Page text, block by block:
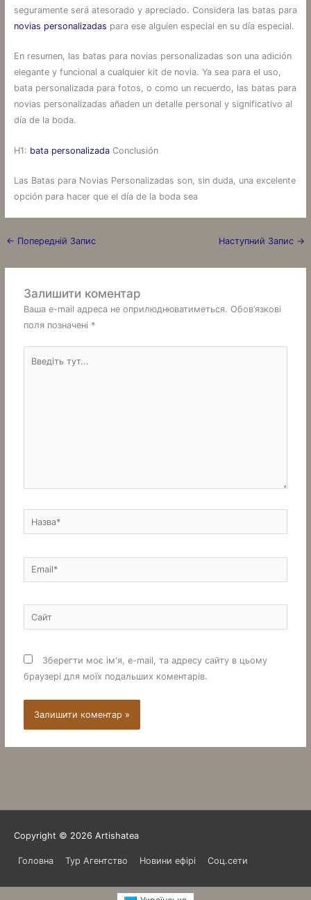
seguramente será atesorado y apreciado. Considera las batas para
novias personalizadas para ese alguien especial en su día especial.
En resumen, las batas para novias personalizadas son una adición
elegante y funcional a cualquier kit de novia. Ya sea para el uso,
bata personalizada para fotos, o como un recuerdo, las batas para
novias personalizadas añaden un detalle personal y significativo al
día de la boda.
H1: bata personalizadaConclusión
Las Batas para Novias Personalizadas son, sin duda, una excelente
opción para hacer que el día de la boda sea
← Попередній Запис Наступний Запис →
Залишити коментар
Ваша e-mail адреса не оприлюднюватиметься. Обов’язкові
поля позначені *
Назва*
Email*
Сайт
Зберегти моє ім'я, e-mail, та адресу сайту в цьому
браузері для моїх подальших коментарів.
Copyright © 2026 Artishatea
Головна Тур Агентство Новини ефірі Соц.сети